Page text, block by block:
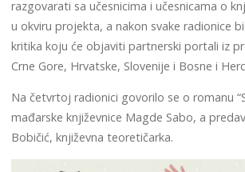
razgovarati sa učesnicima i učesnicama o
u okviru projekta, a nakon svake radionice
kritika koju će objaviti partnerski portali iz
Crne Gore, Hrvatske, Slovenije i Bosne i
Na četvrtoj radionici govorilo se o romanu
mađarske književnice Magde Sabo, a
Bobičić, književna teoretičarka.